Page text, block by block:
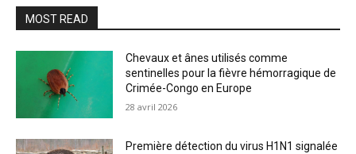
MOST READ
Chevaux et ânes utilisés comme
sentinelles pour la fièvre hémorragique de
Crimée-Congo en Europe
28 avril 2026
Première détection du virus H1N1 signalée